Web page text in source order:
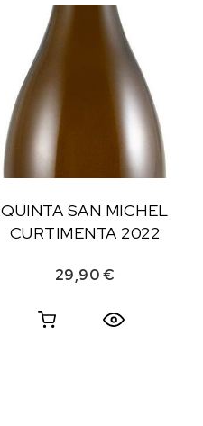
QUINTA SAN MICHEL
CURTIMENTA 2022
29,90€